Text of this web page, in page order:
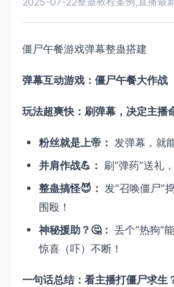
僵尸午餐游戏弹幕整蛊搭建
弹幕互动游戏：僵尸午餐大作战
玩法超爽快：刷弹幕，决定主播
粉丝就是上帝：​
发弹幕，就
并肩作战💪：​
刷“弹药”送礼
整蛊搞怪😈：​
发“召唤僵尸”
围殴！
神秘援助？🤔：​
丢个“热狗”
惊喜（吓）不断！
一句话总结：看主播打僵尸求生